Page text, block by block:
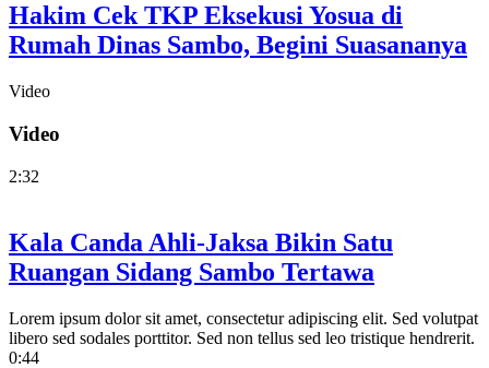
Hakim Cek TKP Eksekusi Yosua di
Rumah Dinas Sambo, Begini Suasananya
Video
Video
2:32
Kala Canda Ahli-Jaksa Bikin Satu
Ruangan Sidang Sambo Tertawa
Lorem ipsum dolor sit amet, consectetur adipiscing elit. Sed volutpat
libero sed sodales porttitor. Sed non tellus sed leo tristique hendrerit.
0:44